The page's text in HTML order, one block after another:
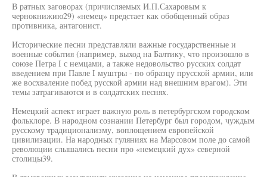
В ратных заговорах (причисляемых И.П.Сахаровым к
чернокнижию29) «немец» предстает как обобщенный образ
противника, антагонист.
Исторические песни представляли важные государственные и
военные события (например, выход на Балтику, что произошло в
союзе Петра I с немцами, а также недовольство русских солдат
введением при Павле I муштры - по образцу прусской армии, или
же восхваление побед русской армии над внешним врагом). Эти
темы затрагиваются и в солдатских песнях.
Немецкий аспект играет важную роль в петербургском городском
фольклоре. В народном сознании Петербург был городом, чуждым
русскому традиционализму, воплощением европейской
цивилизации. На народных гуляниях на Марсовом поле до самой
революции слышались песни про «немецкий дух» северной
столицы39.